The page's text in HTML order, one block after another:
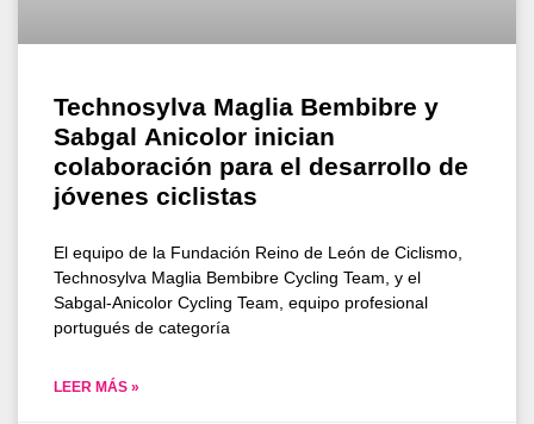
Technosylva Maglia Bembibre y
Sabgal Anicolor inician
colaboración para el desarrollo de
jóvenes ciclistas
El equipo de la Fundación Reino de León de Ciclismo,
Technosylva Maglia Bembibre Cycling Team, y el
Sabgal-Anicolor Cycling Team, equipo profesional
portugués de categoría
LEER MÁS »